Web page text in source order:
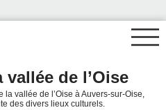
de l’Oise
la vallée de l’Oise à Auvers-sur-Oise,
des divers lieux culturels.